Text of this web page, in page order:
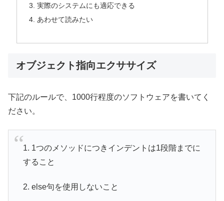
実際のシステムにも適応できる
あわせて読みたい
オブジェクト指向エクササイズ
下記のルールで、1000行程度のソフトウェアを書いてく
ださい。
1. 1つのメソッドにつきインデントは1段階までに
すること
2. else句を使用しないこと